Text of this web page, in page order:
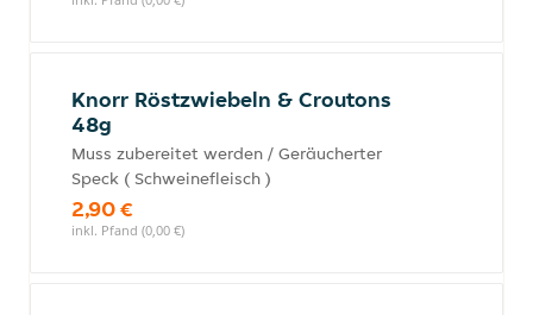
Knorr Röstzwiebeln & Croutons
48g
Muss zubereitet werden / Geräucherter
Speck ( Schweinefleisch )
2,90 €
inkl. Pfand (0,00 €)